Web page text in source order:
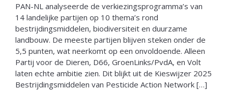
PAN-NL analyseerde de verkiezingsprogramma’s van
14 landelijke partijen op 10 thema’s rond
bestrijdingsmiddelen, biodiversiteit en duurzame
landbouw. De meeste partijen blijven steken onder de
5,5 punten, wat neerkomt op een onvoldoende. Alleen
Partij voor de Dieren, D66, GroenLinks/PvdA, en Volt
laten echte ambitie zien. Dit blijkt uit de Kieswijzer 2025
Bestrijdingsmiddelen van Pesticide Action Network […]